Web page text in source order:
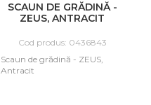
SCAUN DE GRĂDINĂ -
ZEUS, ANTRACIT
Cod produs: 0436843
Scaun de grădină - ZEUS,
Antracit